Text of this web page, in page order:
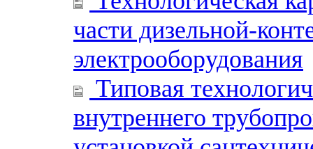
части дизельной-
электрооборудования
Типовая
внутреннего